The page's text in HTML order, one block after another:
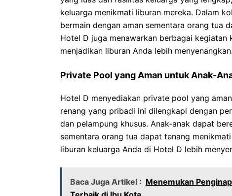
keluarga menikmati liburan mereka. Dalam
bermain dengan aman sementara orang tua
Hotel D juga menawarkan berbagai kegiatan
menjadikan liburan Anda lebih menyenangkan.
Private Pool yang Aman untuk Anak-
Hotel D menyediakan private pool yang
renang yang pribadi ini dilengkapi dengan
dan pelampung khusus. Anak-anak dapat
sementara orang tua dapat tenang
liburan keluarga Anda di Hotel D lebih
Baca Juga Artikel : Menemukan